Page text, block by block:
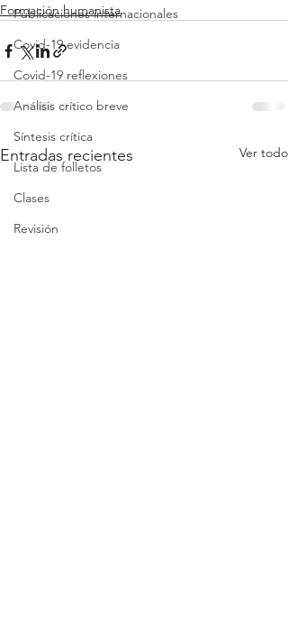
Publicaciones internacionales
Covid-19 evidencia
Covid-19 reflexiones
Análisis crítico breve
Síntesis crítica
Lista de folletos
Clases
Revisión
Formación humanista
Entradas recientes Ver todo